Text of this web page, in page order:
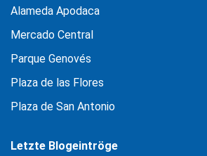
Alameda Apodaca
Mercado Central
Parque Genovés
Plaza de las Flores
Plaza de San Antonio
Letzte Blogeintröge